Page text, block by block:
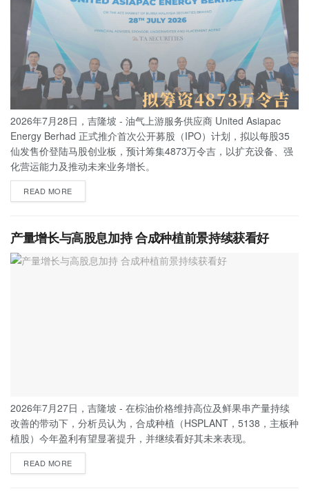
2026年7月28日，吉隆坡 - 油气上游服务供应商 United Asiapac
Energy Berhad 正式推介首次公开募股（IPO）计划，拟以每股35
仙发售价登陆马股创业板，预计筹集4873万令吉，以扩充设备、强
化营运能力及推动未来业务增长。
READ MORE
产量增长与高股息加持 合成种植前景持续获看好
2026年7月27日，吉隆坡 - 在棕油价格维持高位及鲜果串产量持续
改善的带动下，分析员认为，合成种植（HSPLANT，5138，主板种
植股）今年盈利有望显著提升，并继续看好其未来表现。
READ MORE